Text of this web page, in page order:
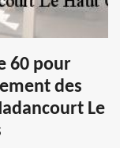
60 pour
des
Le